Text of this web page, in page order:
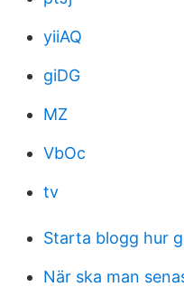
yiiAQ
giDG
MZ
VbOc
tv
Starta blogg hur
När ska man